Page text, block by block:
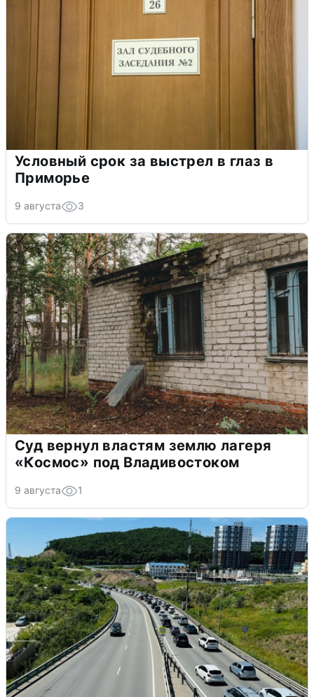
Условный срок за выстрел в глаз в
Приморье
9 августа 3
Суд вернул властям землю лагеря
«Космос» под Владивостоком
9 августа 1